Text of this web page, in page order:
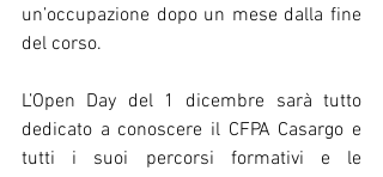
un’occupazione dopo un mese dalla fine
del corso.
L’Open Day del 1 dicembre sarà tutto
dedicato a conoscere il CFPA Casargo e